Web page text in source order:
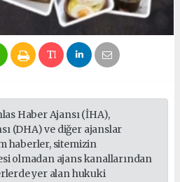
Haber Ajansı (İHA),
(DHA) ve diğer ajanslar
haberler, sitemizin
olmadan ajans kanallarından
yer alan hukuki